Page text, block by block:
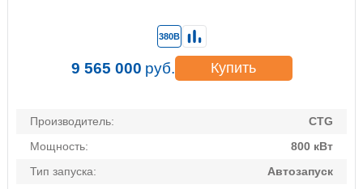
Производитель:
CTG
Мощность:
800 кВт
Тип запуска:
Автозапуск
380В
9 565 000 руб. Купить